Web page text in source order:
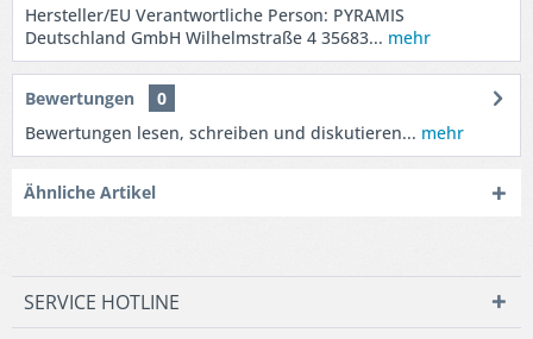
Hersteller/EU Verantwortliche Person: PYRAMIS
Deutschland GmbH Wilhelmstraße 4 35683... mehr
Bewertungen
0
Bewertungen lesen, schreiben und diskutieren... mehr
Ähnliche Artikel
SERVICE HOTLINE